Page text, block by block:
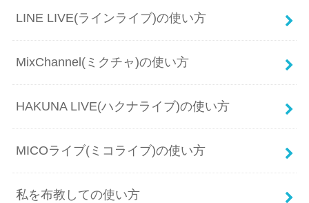
LINE LIVE(ラインライブ)の使い方
MixChannel(ミクチャ)の使い方
HAKUNA LIVE(ハクナライブ)の使い方
MICOライブ(ミコライブ)の使い方
私を布教しての使い方